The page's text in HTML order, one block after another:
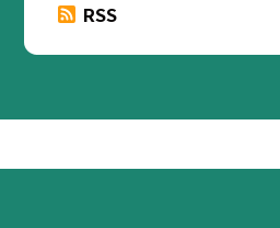
RSS